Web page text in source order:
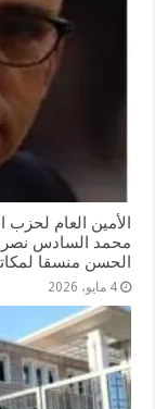
الأمين العام
محمد السادس نصره
الحسن منسقا
4 مايو، 2026